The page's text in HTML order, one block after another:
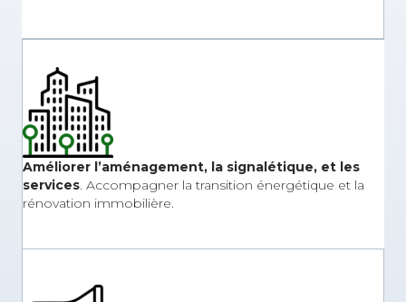
Améliorer l’aménagement, la signalétique, et les
services. Accompagner la transition énergétique et la
rénovation immobilière.